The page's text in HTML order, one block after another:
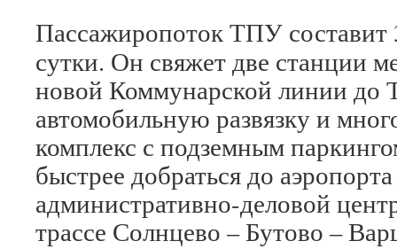
Пассажиропоток ТПУ составит
сутки. Он свяжет две станции
новой Коммунарской линии до
автомобильную развязку и
комплекс с подземным
быстрее добраться до
административно-деловой
трассе Солнцево – Бутово –